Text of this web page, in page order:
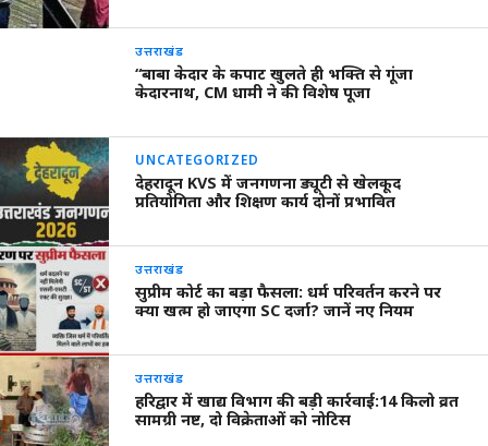
उत्तराखंड
“बाबा केदार के कपाट खुलते ही भक्ति से गूंजा
केदारनाथ, CM धामी ने की विशेष पूजा
UNCATEGORIZED
देहरादून KVS में जनगणना ड्यूटी से खेलकूद
प्रतियोगिता और शिक्षण कार्य दोनों प्रभावित
उत्तराखंड
सुप्रीम कोर्ट का बड़ा फैसला: धर्म परिवर्तन करने पर
क्या खत्म हो जाएगा SC दर्जा? जानें नए नियम
उत्तराखंड
हरिद्वार में खाद्य विभाग की बड़ी कार्रवाई:14 किलो व्रत
सामग्री नष्ट, दो विक्रेताओं को नोटिस